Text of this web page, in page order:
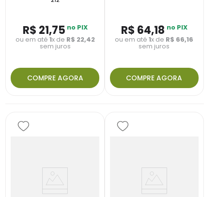
R$ 21,75 no PIX
ou em até 1x de R$ 22,42
sem juros
COMPRE AGORA
R$ 64,18 no PIX
ou em até1x de R$ 66,16
sem juros
COMPRE AGORA